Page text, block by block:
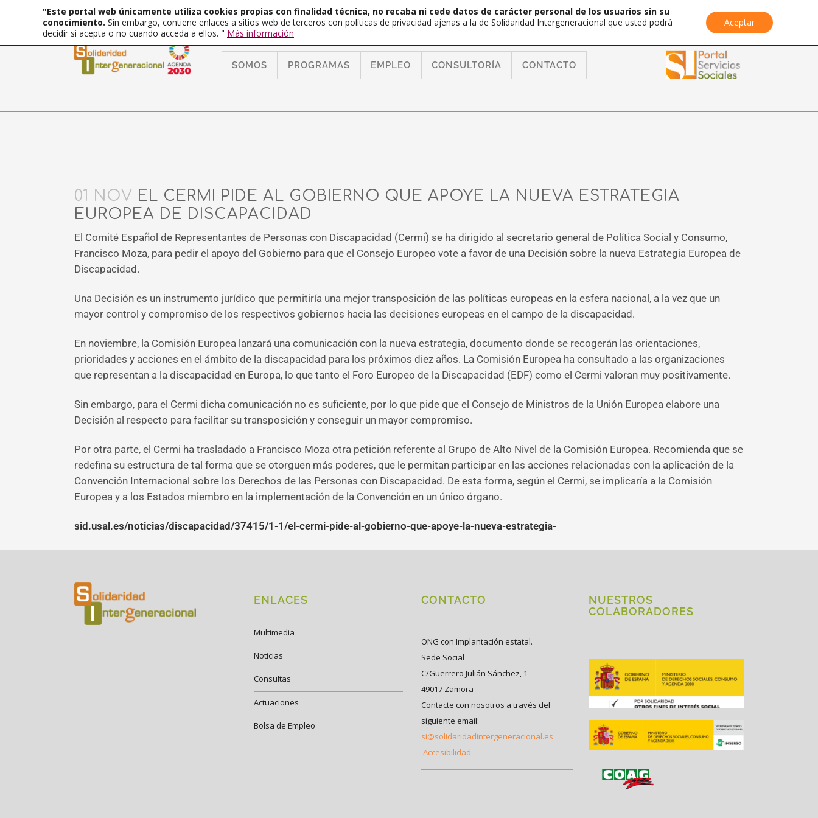
SOMOS PROGRAMAS EMPLEO CONSULTORÍA CONTACTO
01 NOV EL CERMI PIDE AL GOBIERNO QUE APOYE LA NUEVA ESTRATEGIA
EUROPEA DE DISCAPACIDAD
El Comité Español de Representantes de Personas con Discapacidad (Cermi) se ha dirigido al secretario general de Política Social y Consumo,
Francisco Moza, para pedir el apoyo del Gobierno para que el Consejo Europeo vote a favor de una Decisión sobre la nueva Estrategia Europea de
Discapacidad.
Una Decisión es un instrumento jurídico que permitiría una mejor transposición de las políticas europeas en la esfera nacional, a la vez que un
mayor control y compromiso de los respectivos gobiernos hacia las decisiones europeas en el campo de la discapacidad.
En noviembre, la Comisión Europea lanzará una comunicación con la nueva estrategia, documento donde se recogerán las orientaciones,
prioridades y acciones en el ámbito de la discapacidad para los próximos diez años. La Comisión Europea ha consultado a las organizaciones
que representan a la discapacidad en Europa, lo que tanto el Foro Europeo de la Discapacidad (EDF) como el Cermi valoran muy positivamente.
Sin embargo, para el Cermi dicha comunicación no es suficiente, por lo que pide que el Consejo de Ministros de la Unión Europea elabore una
Decisión al respecto para facilitar su transposición y conseguir un mayor compromiso.
Por otra parte, el Cermi ha trasladado a Francisco Moza otra petición referente al Grupo de Alto Nivel de la Comisión Europea. Recomienda que se
redefina su estructura de tal forma que se otorguen más poderes, que le permitan participar en las acciones relacionadas con la aplicación de la
Convención Internacional sobre los Derechos de las Personas con Discapacidad. De esta forma, según el Cermi, se implicaría a la Comisión
Europea y a los Estados miembro en la implementación de la Convención en un único órgano.
sid.usal.es/noticias/discapacidad/37415/1-1/el-cermi-pide-al-gobierno-que-apoye-la-nueva-estrategia-
ENLACES
Multimedia
Noticias
Consultas
Actuaciones
Bolsa de Empleo
CONTACTO
ONG con Implantación estatal.
Sede Social
C/Guerrero Julián Sánchez, 1
49017 Zamora
Contacte con nosotros a través del
siguiente email:
si@solidaridadintergeneracional.es
Accesibilidad
NUESTROS
COLABORADORES
"Este portal web únicamente utiliza cookies propias con finalidad técnica, no recaba ni cede datos de carácter personal de los usuarios sin su
conocimiento. Sin embargo, contiene enlaces a sitios web de terceros con políticas de privacidad ajenas a la de Solidaridad Intergeneracional que usted podrá
decidir si acepta o no cuando acceda a ellos. " Más información
Aceptar